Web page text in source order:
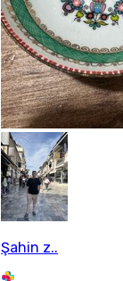
Şahin z..